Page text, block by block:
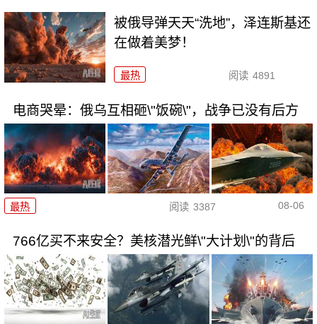
被俄导弹天天“洗地”，泽连斯基还
在做着美梦！
最热 阅读 4891
电商哭晕：俄乌互相砸\"饭碗\"，战争已没有后方
最热 阅读 3387 08-06
766亿买不来安全？美核潜光鲜\"大计划\"的背后